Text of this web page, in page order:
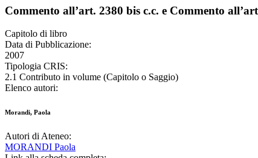
Commento all’art. 2380 bis c.c. e Commento
Capitolo di libro
Data di Pubblicazione:
2007
Tipologia CRIS:
2.1 Contributo in volume (Capitolo o Saggio)
Elenco autori:
Morandi, Paola
Autori di Ateneo:
MORANDI Paola